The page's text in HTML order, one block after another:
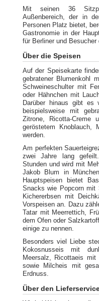
Mit seinen 36
Außenbereich, der in
Personen Platz bietet,
Gastronomie in der
für Berliner und Besucher
Über die Speisen
Auf der Speisekarte
gebratener Blumenkohl
Schweineschulter mit
oder Hähnchen mit
Darüber hinaus gibt es
beispielsweise mit
Zitrone, Ricotta-Creme
geröstetem Knoblauch,
werden.
Am perfekten
zwei Jahre lang
Stunden und wird mit
Jakob Blum in
Hauptspeisen bietet
Snacks wie Popcorn mit
Kichererbsen mit
Vorspeisen an. Dazu
Tatar mit Meerrettich,
dem Ofen oder
einige zu nennen.
Besonders viel Liebe
Kokosnusseis mit
Meersalz, Ricottaeis
sowie Milcheis mit
Erdnuss.
Über den